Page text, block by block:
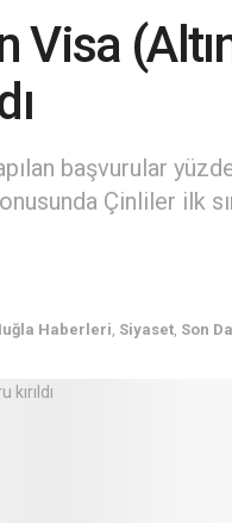
Visa
başvurular
Çinliler ilk
Haberleri Siyaset Son